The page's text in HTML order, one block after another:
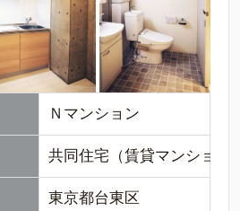
Ｎマンション
共同住宅（賃貸マンション
東京都台東区